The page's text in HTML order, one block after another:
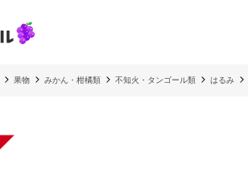
果物 みかん・柑橘類 不知火・タンゴール類 はるみ